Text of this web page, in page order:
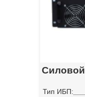
Силовой
Тип ИБП: